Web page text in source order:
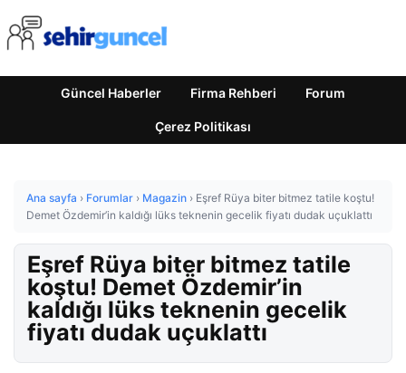
Güncel Haberler Firma Rehberi Forum
Çerez Politikası
Ana sayfa › Forumlar › Magazin › Eşref Rüya biter bitmez tatile koştu!
Demet Özdemir’in kaldığı lüks teknenin gecelik fiyatı dudak uçuklattı
Eşref Rüya biter bitmez tatile
koştu! Demet Özdemir’in
kaldığı lüks teknenin gecelik
fiyatı dudak uçuklattı